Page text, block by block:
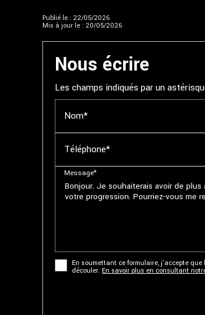
Publié le : 22/05/2026
Mis à jour le : 20/05/2026
Nous écrire
Les champs indiqués par un
Nom*
Téléphone*
Message*
En soumettant ce formulaire, j'accepte
découler. En savoir plus en consultant